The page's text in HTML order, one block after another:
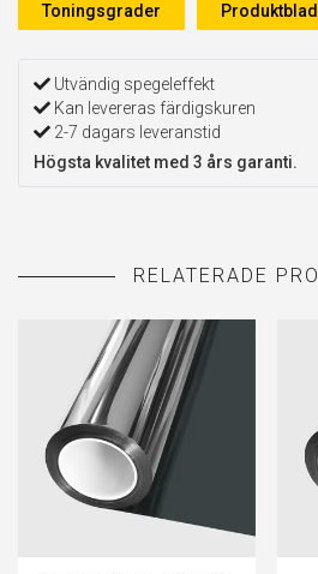
Toningsgrader Produktblad
Utvändig spegeleffekt
Kan levereras färdigskuren
2-7 dagars leveranstid
Högsta kvalitet med 3 års garanti.